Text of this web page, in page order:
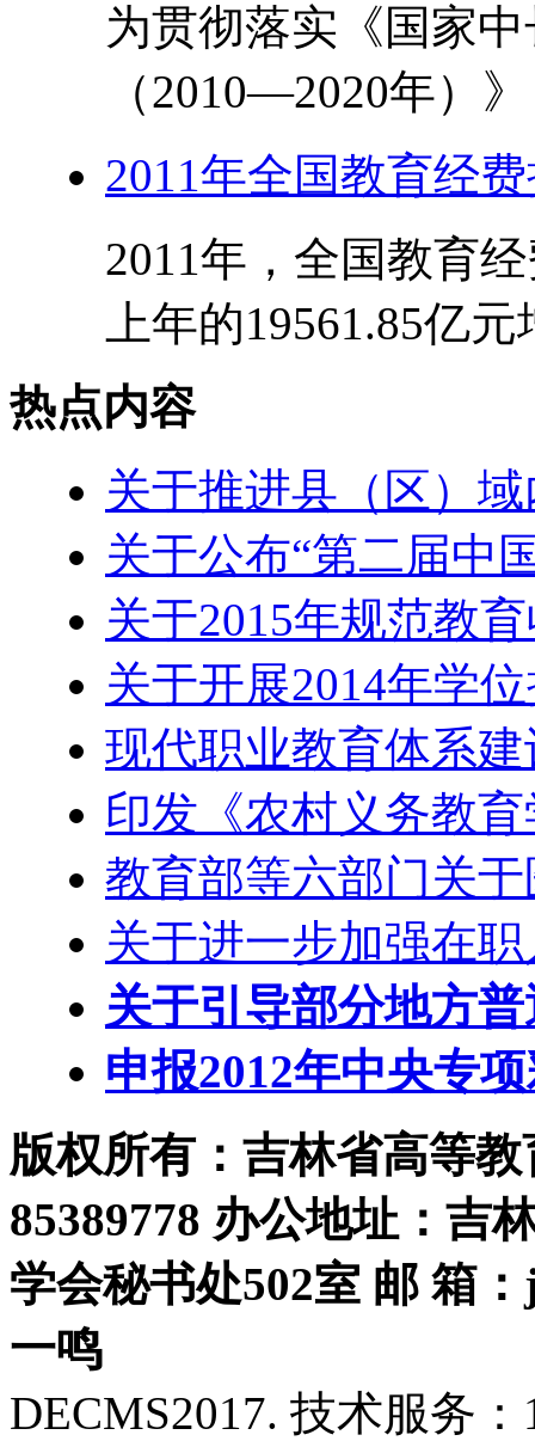
为贯彻落实《国家
（2010—2020年）
2011年全国教育经
2011年，全国教育
上年的19561.85亿
热点内容
关于推进县（区）
关于公布“第二届中
关于2015年规范教
关于开展2014年学
现代职业教育体系
印发《农村义务教
教育部等六部门关
关于进一步加强在
关于引导部分地方
申报2012年中央专
版权所有：吉林省高等
85389778 办公地址：吉
学会秘书处502室 邮 箱
一鸣
DECMS2017. 技术服务